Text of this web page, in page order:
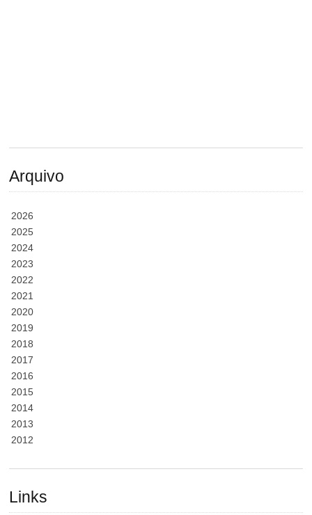
Arquivo
2026
2025
2024
2023
2022
2021
2020
2019
2018
2017
2016
2015
2014
2013
2012
Links